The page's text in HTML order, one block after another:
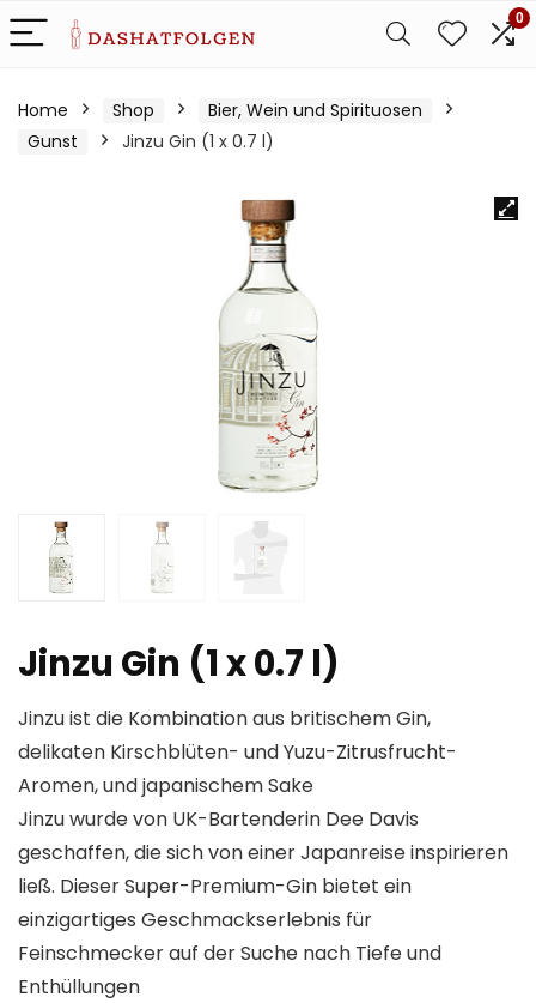
0
Home Shop
Bier, Wein und Spirituosen
Gunst
Jinzu Gin (1 x 0.7 l)
Jinzu Gin (1 x 0.7 l)
Jinzu ist die Kombination aus britischem Gin,
delikaten Kirschblüten- und Yuzu-Zitrusfrucht-
Aromen, und japanischem Sake
Jinzu wurde von UK-Bartenderin Dee Davis
geschaffen, die sich von einer Japanreise inspirieren
ließ. Dieser Super-Premium-Gin bietet ein
einzigartiges Geschmackserlebnis für
Feinschmecker auf der Suche nach Tiefe und
Enthüllungen